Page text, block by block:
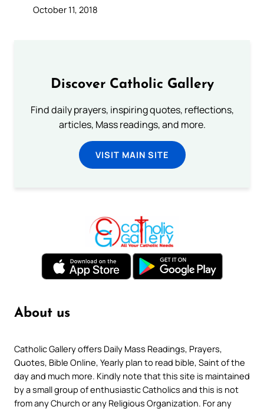
October 11, 2018
Discover Catholic Gallery
Find daily prayers, inspiring quotes, reflections,
articles, Mass readings, and more.
VISIT MAIN SITE
About us
Catholic Gallery offers Daily Mass Readings, Prayers,
Quotes, Bible Online, Yearly plan to read bible, Saint of the
day and much more. Kindly note that this site is maintained
by a small group of enthusiastic Catholics and this is not
from any Church or any Religious Organization. For any